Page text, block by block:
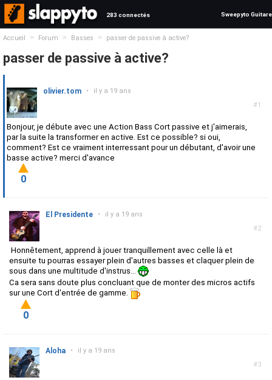
283 connectés Sweepyto Guitare
Accueil > Forum > Basses > passer de passive à active?
passer de passive à active?
#1
olivier.tom • il y a 19 ans
Bonjour, je débute avec une Action Bass Cort passive et j'aimerais,
par la suite la transformer en active. Est ce possible? si oui,
comment? Est ce vraiment interressant pour un débutant, d'avoir une
basse active? merci d'avance
0
#2
El Presidente • il y a 19 ans
Honnêtement, apprend à jouer tranquillement avec celle là et
ensuite tu pourras essayer plein d'autres basses et claquer plein de
sous dans une multitude d'instrus...
Ca sera sans doute plus concluant que de monter des micros actifs
sur une Cort d'entrée de gamme.
0
#3
Aloha • il y a 19 ans